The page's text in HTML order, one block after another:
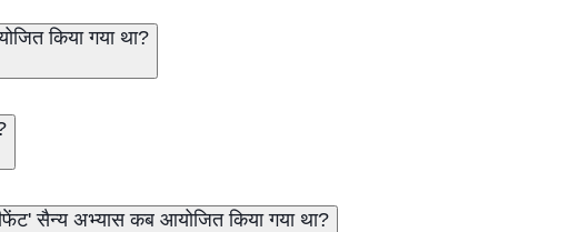
किया गया था?
सैन्य अभ्यास कब आयोजित किया गया था?